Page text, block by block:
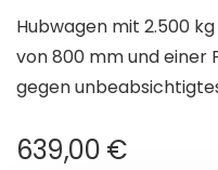
Hubwagen mit 2.500
von 800 mm und einer
gegen
639,00 €